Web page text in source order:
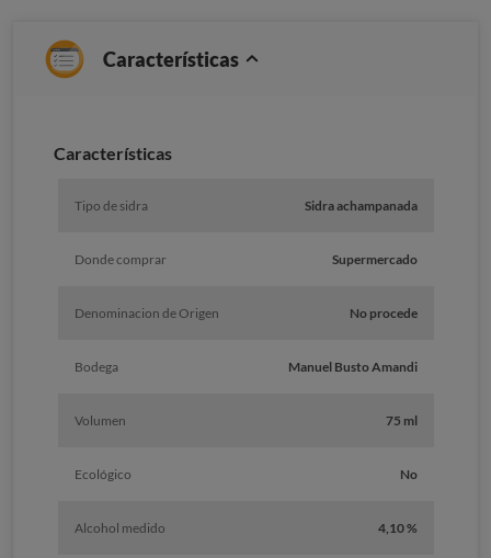
Características
Caracterí­sticas
Tipo de sidra Sidra achampanada
Donde comprar Supermercado
Denominacion de Origen No procede
Bodega Manuel Busto Amandi
Volumen 75 ml
Ecológico No
Alcohol medido 4,10 %